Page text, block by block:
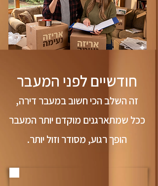
חודשיים לפני המעבר
זה השלב הכי חשוב במעבר דירה,
ככל שמתארגנים מוקדם יותר המעבר
הופך רגוע, מסודר וזול יותר.